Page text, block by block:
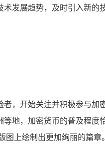
发展趋势，及时引入新
，开始关注并积极参与加
地，加密货币的普及程度
上绘制出更加绚丽的篇章。